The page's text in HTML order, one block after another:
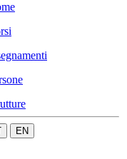
EN